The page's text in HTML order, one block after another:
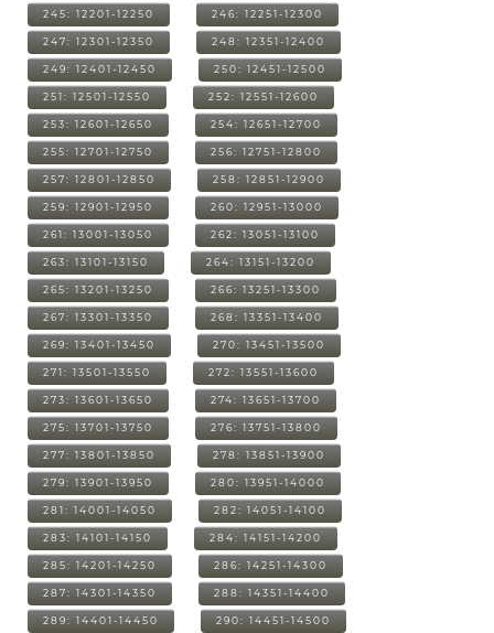
245: 12201-12250 246: 12251-12300
247: 12301-12350 248: 12351-12400
249: 12401-12450 250: 12451-12500
251: 12501-12550 252: 12551-12600
253: 12601-12650 254: 12651-12700
255: 12701-12750 256: 12751-12800
257: 12801-12850 258: 12851-12900
259: 12901-12950 260: 12951-13000
261: 13001-13050 262: 13051-13100
263: 13101-13150 264: 13151-13200
265: 13201-13250 266: 13251-13300
267: 13301-13350 268: 13351-13400
269: 13401-13450 270: 13451-13500
271: 13501-13550 272: 13551-13600
273: 13601-13650 274: 13651-13700
275: 13701-13750 276: 13751-13800
277: 13801-13850 278: 13851-13900
279: 13901-13950 280: 13951-14000
281: 14001-14050 282: 14051-14100
283: 14101-14150 284: 14151-14200
285: 14201-14250 286: 14251-14300
287: 14301-14350 288: 14351-14400
289: 14401-14450 290: 14451-14500